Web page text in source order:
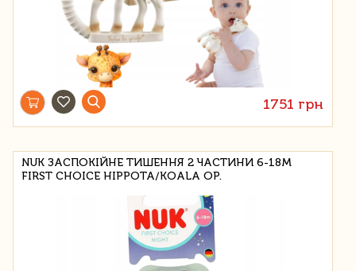
1751 грн
NUK ЗАСПОКІЙНЕ ТИШЕННЯ 2 ЧАСТИНИ 6-18M
FIRST CHOICE HIPPOTA/KOALA OP.